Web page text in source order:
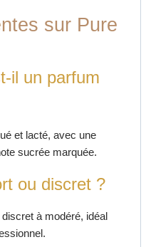
sur Pure
il un parfum
et lacté, avec une
sucrée marquée.
ou discret ?
à modéré, idéal